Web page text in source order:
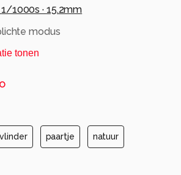
1/1000s · 15.2mm
modus
tonen
vlinder paartje natuur